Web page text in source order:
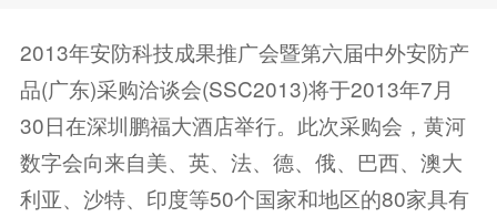
2013年安防科技成果推广会暨第六届中外安防产
品(广东)采购洽谈会(SSC2013)将于2013年7月
30日在深圳鹏福大酒店举行。此次采购会，黄河
数字会向来自美、英、法、德、俄、巴西、澳大
利亚、沙特、印度等50个国家和地区的80家具有